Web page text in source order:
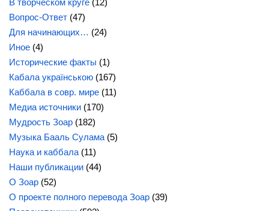
В творческом круге (12)
Вопрос-Ответ (47)
Для начинающих… (24)
Иное (4)
Исторические факты (1)
Кабала українською (167)
Каббала в совр. мире (11)
Медиа источники (170)
Мудрость Зоар (182)
Музыка Бааль Сулама (5)
Наука и каббала (11)
Наши публикации (44)
О Зоар (52)
О проекте полного перевода Зоар (39)